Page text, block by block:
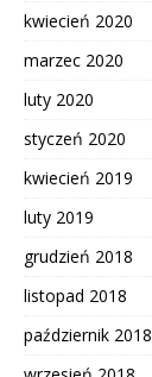
kwiecień 2020
marzec 2020
luty 2020
styczeń 2020
kwiecień 2019
luty 2019
grudzień 2018
listopad 2018
październik 2018